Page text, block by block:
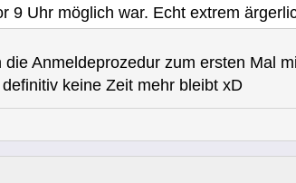
9 Uhr möglich war. Echt extrem
Anmeldeprozedur zum ersten Mal
keine Zeit mehr bleibt xD